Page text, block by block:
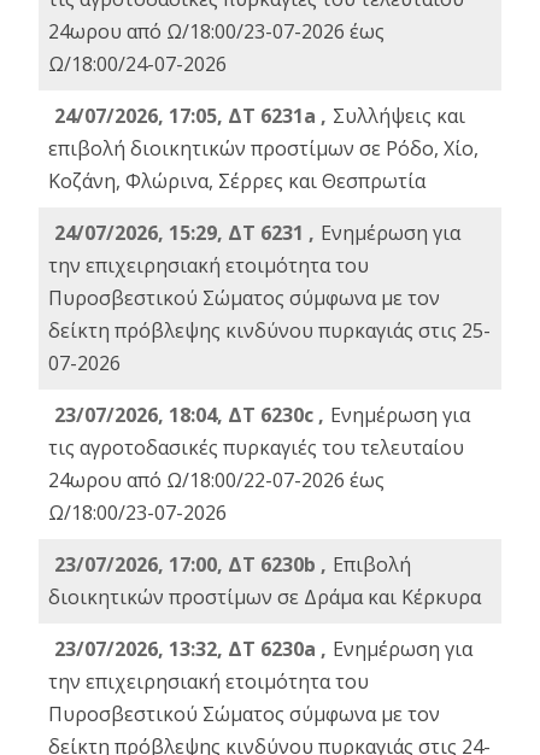
24ωρου από Ω/18:00/23-07-2026 έως
Ω/18:00/24-07-2026
24/07/2026, 17:05, ΔΤ 6231a , Συλλήψεις και
επιβολή διοικητικών προστίμων σε Ρόδο, Χίο,
Κοζάνη, Φλώρινα, Σέρρες και Θεσπρωτία
24/07/2026, 15:29, ΔΤ 6231 , Ενημέρωση για
την επιχειρησιακή ετοιμότητα του
Πυροσβεστικού Σώματος σύμφωνα με τον
δείκτη πρόβλεψης κινδύνου πυρκαγιάς στις 25-
07-2026
23/07/2026, 18:04, ΔΤ 6230c , Ενημέρωση για
τις αγροτοδασικές πυρκαγιές του τελευταίου
24ωρου από Ω/18:00/22-07-2026 έως
Ω/18:00/23-07-2026
23/07/2026, 17:00, ΔΤ 6230b , Επιβολή
διοικητικών προστίμων σε Δράμα και Κέρκυρα
23/07/2026, 13:32, ΔΤ 6230a , Ενημέρωση για
την επιχειρησιακή ετοιμότητα του
Πυροσβεστικού Σώματος σύμφωνα με τον
δείκτη πρόβλεψης κινδύνου πυρκαγιάς στις 24-